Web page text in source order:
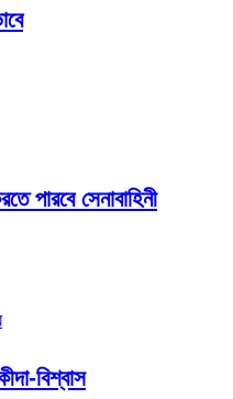
পারবে সেনাবাহিনী
বিশ্বাস